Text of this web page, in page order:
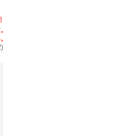
)